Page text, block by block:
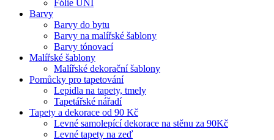
Fólie UNI
Barvy
Barvy do bytu
Barvy na malířské šablony
Barvy tónovací
Malířské šablony
Malířské dekorační šablony
Pomůcky pro tapetování
Lepidla na tapety, tmely
Tapetářské nářadí
Tapety a dekorace od 90 Kč
Levné samolepící dekorace na stěnu za 90Kč
Levné tapety na zeď